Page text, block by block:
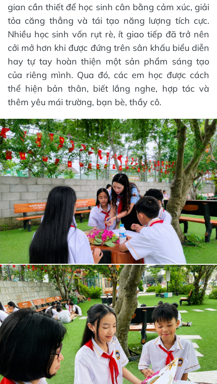
gian cần thiết để học sinh cân bằng cảm xúc, giải
tỏa căng thẳng và tái tạo năng lượng tích cực.
Nhiều học sinh vốn rụt rè, ít giao tiếp đã trở nên
cởi mở hơn khi được đứng trên sân khấu biểu diễn
hay tự tay hoàn thiện một sản phẩm sáng tạo
của riêng mình. Qua đó, các em học được cách
thể hiện bản thân, biết lắng nghe, hợp tác và
thêm yêu mái trường, bạn bè, thầy cô.